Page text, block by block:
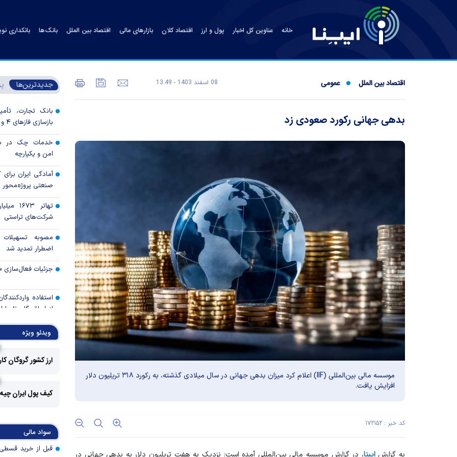
خانه عناوین کل اخبار پول و ارز اقتصاد کلان بازارهای مالی اقتصاد بین الملل بانک‌ها بانکداری
اقتصاد بین الملل عمومی 08 اسفند 1403 - 13:49
بدهی جهانی رکورد صعودی زد
موسسه مالی بین‌المللی (IIF) اعلام کرد میزان بدهی جهانی در سال میلادی گذشته، به رکورد ۳۱۸ تریلیون دلار
افزایش یافت.
کد خبر : ۱۷۲۱۵۲
جدیدترین‌ها
بانک تجارت،
بازسازی فاز‌های ۴ و ۵ پارس جنوبی
خدمات چک در
امن و یکپارچه
آمادگی ایران
صنعتی
تهاتر
شرکت‌های تراستی
مصوبه
اضطرار تمدید شد
جزئیات فعال‌سازی
استفاده
رالی وال‌استریت،
جهان با
پروژه‌ها در اولویت
اولویت‌های
اقتصاد جنگی
ویدئو ویژه
ارز کشور گروگان
کیف پول ایران
سواد مالی